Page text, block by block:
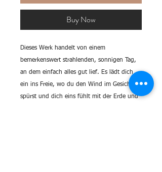
Buy Now
Dieses Werk handelt von einem
bemerkenswert strahlenden, sonnigen Tag,
an dem einfach alles gut lief. Es lädt dich
ein ins Freie, wo du den Wind im Gesicht
spürst und dich eins fühlt mit der Erde und